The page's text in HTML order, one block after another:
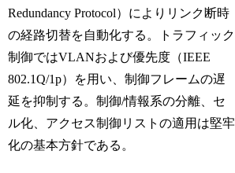
Redundancy Protocol）によりリンク断時
の経路切替を自動化する。トラフィック
制御ではVLANおよび優先度（IEEE
802.1Q/1p）を用い、制御フレームの遅
延を抑制する。制御/情報系の分離、セ
ル化、アクセス制御リストの適用は堅牢
化の基本方針である。